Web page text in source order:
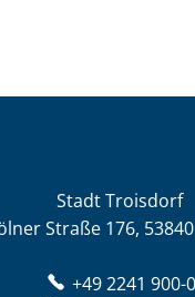
Stadt Troisdorf
Straße 176,
+49 2241 900-0